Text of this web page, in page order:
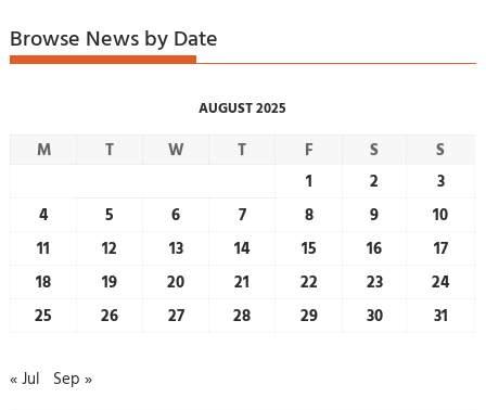
Browse News by Date
AUGUST 2025
M T W T F S
S
1
2
3
4
5 6 7 8 9
10
11
12 13 14 15 16
17
18
19 20 21 22 23
24
25
26 27 28 29 30 31
« Jul Sep »